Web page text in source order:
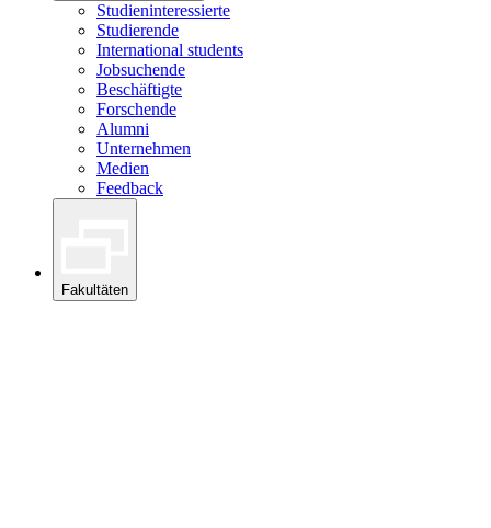
Studieninteressierte
Studierende
International students
Jobsuchende
Beschäftigte
Forschende
Alumni
Unternehmen
Medien
Feedback
Fakultäten